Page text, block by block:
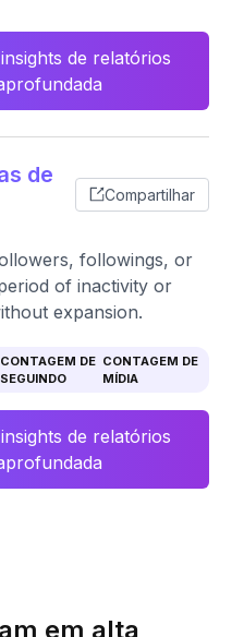
de relatórios
de
Compartilhar
followings, or
of inactivity or
expansion.
CONTAGEM DE
SEGUINDO
CONTAGEM DE
MÍDIA
de relatórios
em alta